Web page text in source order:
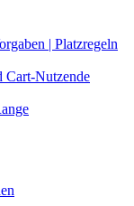
| Platzregeln
Cart-Nutzende